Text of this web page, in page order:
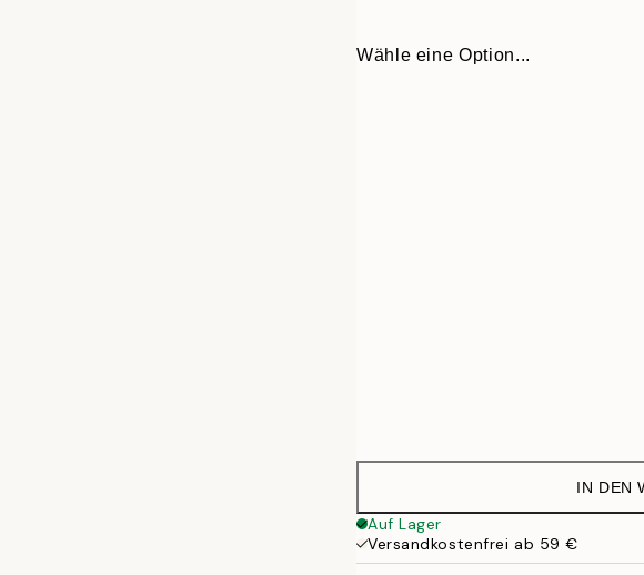
Wähle eine Option...
IN DEN
Auf Lager
Versandkostenfrei ab 59 €